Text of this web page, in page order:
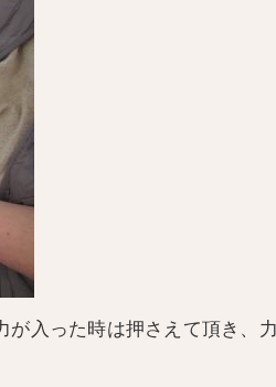
入った時は押さえて頂き、